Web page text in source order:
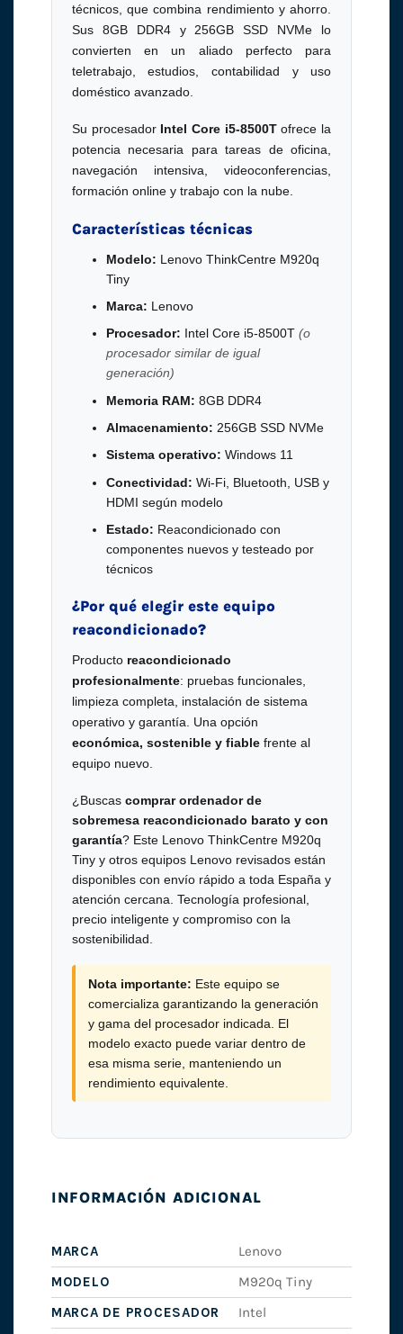
técnicos, que combina rendimiento y ahorro.
Sus 8GB DDR4 y 256GB SSD NVMe lo
convierten en un aliado perfecto para
teletrabajo, estudios, contabilidad y uso
doméstico avanzado.
Su procesador Intel Core i5-8500Tofrece la
potencia necesaria para tareas de oficina,
navegación intensiva, videoconferencias,
formación online y trabajo con la nube.
Características técnicas
Modelo: Lenovo ThinkCentre M920q
Tiny
Marca: Lenovo
Procesador: Intel Core i5-8500T (o
procesador similar de igual
generación)
Memoria RAM: 8GB DDR4
Almacenamiento: 256GB SSD NVMe
Sistema operativo: Windows 11
Conectividad: Wi-Fi, Bluetooth, USB y
HDMI según modelo
Estado: Reacondicionado con
componentes nuevos y testeado por
técnicos
¿Por qué elegir este equipo
reacondicionado?
Producto reacondicionado
profesionalmente: pruebas funcionales,
limpieza completa, instalación de sistema
operativo y garantía. Una opción
económica, sostenible y fiablefrente al
equipo nuevo.
¿Buscas comprar ordenador de
sobremesa reacondicionado barato y con
garantía? Este Lenovo ThinkCentre M920q
Tiny y otros equipos Lenovo revisados están
disponibles con envío rápido a toda España y
atención cercana. Tecnología profesional,
precio inteligente y compromiso con la
sostenibilidad.
Nota importante: Este equipo se
comercializa garantizando la generación
y gama del procesador indicada. El
modelo exacto puede variar dentro de
esa misma serie, manteniendo un
rendimiento equivalente.
INFORMACIÓN ADICIONAL
MARCA
Lenovo
MODELO
M920q Tiny
MARCA DE PROCESADOR
Intel